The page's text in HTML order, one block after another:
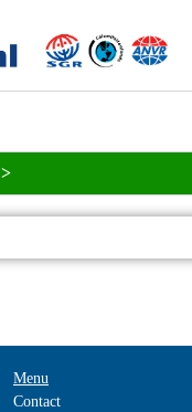
>
Menu
Contact